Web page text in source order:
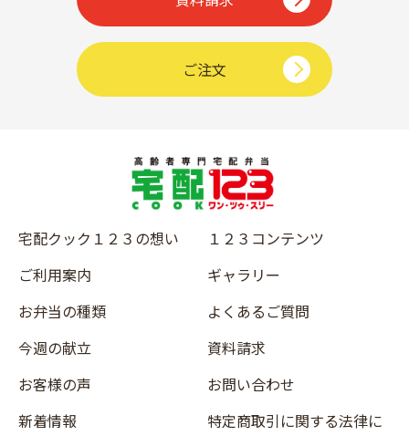
ご注文
宅配クック１２３の想い
ご利用案内
お弁当の種類
今週の献立
お客様の声
新着情報
１２３コンテンツ
ギャラリー
よくあるご質問
資料請求
お問い合わせ
特定商取引に関する法律に